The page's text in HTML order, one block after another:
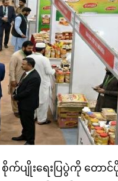
းရေးပြပွဲကို တောင်ပို